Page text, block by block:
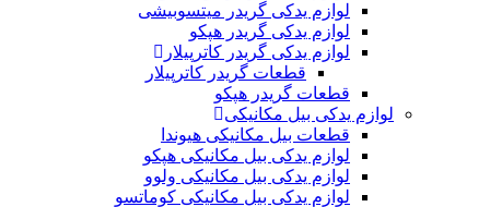
لوازم یدکی گریدر میتسوبیشی
لوازم یدکی گریدر هپکو
لوازم یدکی گریدر کاترپیلار
قطعات گریدر کاترپیلار
قطعات گریدر هپکو
لوازم یدکی بیل مکانیکی
قطعات بیل مکانیکی هیوندا
لوازم یدکی بیل مکانیکی هپکو
لوازم یدکی بیل مکانیکی ولوو
لوازم یدکی بیل مکانیکی کوماتسو